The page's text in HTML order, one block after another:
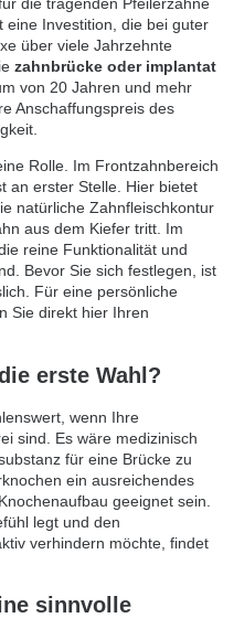
eine Investition, die bei guter
über viele Jahrzehnte
zahnbrücke oder implantat
von 20 Jahren und mehr
Anschaffungspreis des
Rolle. Im Frontzahnbereich
an erster Stelle. Hier bietet
natürliche Zahnfleischkontur
aus dem Kiefer tritt. Im
reine Funktionalität und
Bevor Sie sich festlegen, ist
Für eine persönliche
Sie direkt hier Ihren
erste Wahl?
wenn Ihre
sind. Es wäre medizinisch
für eine Brücke zu
ein ausreichendes
geeignet sein.
legt und den
verhindern möchte, findet
sinnvolle